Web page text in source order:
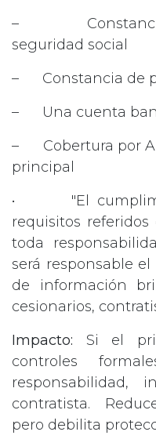
– Constancia
seguridad social
– Constancia de
– Una cuenta
– Cobertura por
principal
• "El
requisitos
toda
será responsable
de información
cesionarios,
Impacto: Si el
controles
responsabilidad,
contratista.
pero debilita